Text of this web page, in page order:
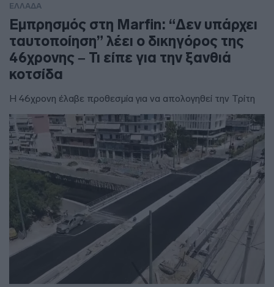
ΕΛΛΑΔΑ
Εμπρησμός στη Marfin: “Δεν υπάρχει
ταυτοποίηση” λέει ο δικηγόρος της
46χρονης – Τι είπε για την ξανθιά
κοτσίδα
Η 46χρονη έλαβε προθεσμία για να απολογηθεί την Τρίτη